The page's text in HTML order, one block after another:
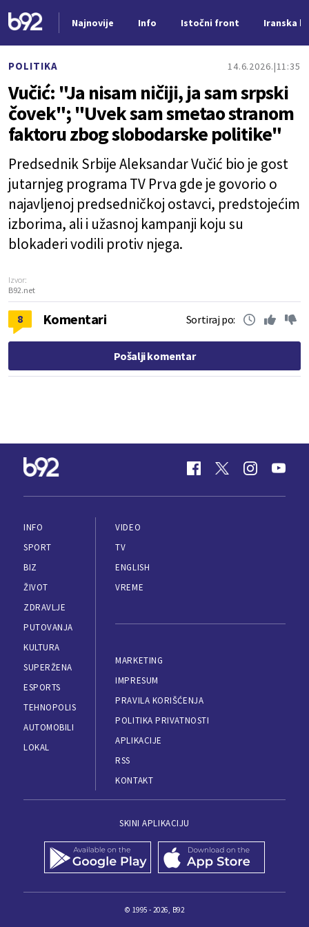
Najnovije Info Istočni front Iranska
POLITIKA 14.6.2026. 11:35
Vučić: "Ja nisam ničiji, ja sam srpski
čovek"; "Uvek sam smetao stranom
faktoru zbog slobodarske politike"
Predsednik Srbije Aleksandar Vučić bio je gost
jutarnjeg programa TV Prva gde je govorio o
najavljenoj predsedničkoj ostavci, predstojećim
izborima, ali i užasnoj kampanji koju su
blokaderi vodili protiv njega.
Izvor:
B92.net
8 Komentari Sortiraj po:
Pošalji komentar
INFO
SPORT
BIZ
ŽIVOT
ZDRAVLJE
PUTOVANJA
KULTURA
SUPERŽENA
ESPORTS
TEHNOPOLIS
AUTOMOBILI
LOKAL
VIDEO
TV
ENGLISH
VREME
MARKETING
IMPRESUM
PRAVILA KORIŠĆENJA
POLITIKA PRIVATNOSTI
APLIKACIJE
RSS
KONTAKT
SKINI APLIKACIJU
© 1995 - 2026, B92